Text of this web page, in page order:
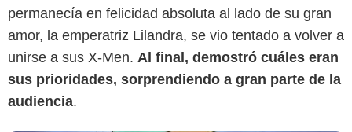
permanecía en felicidad absoluta al lado de su gran
amor, la emperatriz Lilandra, se vio tentado a volver a
unirse a sus X-Men. Al final, demostró cuáles eran
sus prioridades, sorprendiendo a gran parte de la
audiencia.